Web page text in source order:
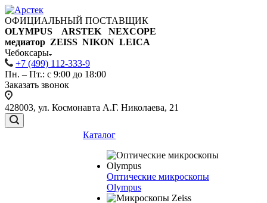
ОФИЦИАЛЬНЫЙ ПОСТАВЩИК
OLYMPUS ARSTEK NEXCOPE
медиатор ZEISS NIKON LEICA
Чебоксары
+7 (499) 112-333-9
Пн. – Пт.: с 9:00 до 18:00
Заказать звонок
428003, ул. Космонавта А.Г. Николаева, 21
Каталог
Оптические микроскопы
Olympus